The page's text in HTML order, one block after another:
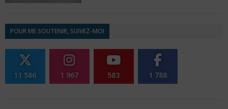
POUR ME SOUTENIR, SUIVEZ-MOI
11 586 1 967 583 1 788